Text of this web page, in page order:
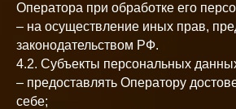
Оператора при обработке его
– на осуществление иных прав,
законодательством РФ.
4.2. Субъекты персональных
– предоставлять Оператору
себе;